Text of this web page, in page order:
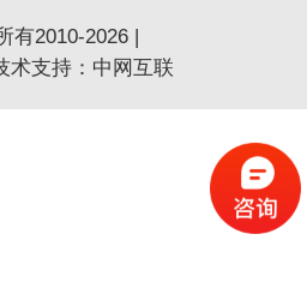
有2010-2026 |
术支持： 中网互联